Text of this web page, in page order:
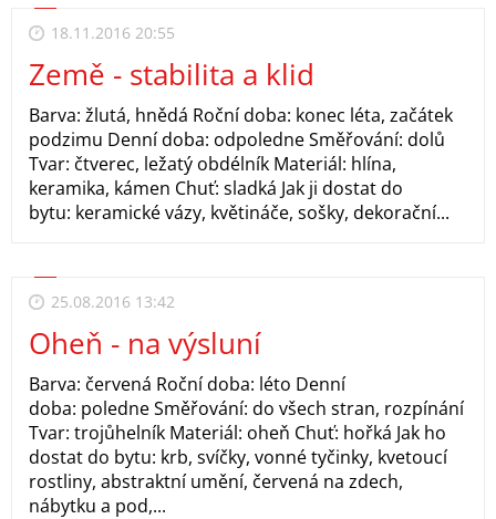
18.11.2016 20:55
Země - stabilita a klid
Barva: žlutá, hnědá Roční doba: konec léta, začátek
podzimu Denní doba: odpoledne Směřování: dolů
Tvar: čtverec, ležatý obdélník Materiál: hlína,
keramika, kámen Chuť: sladká Jak ji dostat do
bytu: keramické vázy, květináče, sošky, dekorační...
25.08.2016 13:42
Oheň - na výsluní
Barva: červená Roční doba: léto Denní
doba: poledne Směřování: do všech stran, rozpínání
Tvar: trojůhelník Materiál: oheň Chuť: hořká Jak ho
dostat do bytu: krb, svíčky, vonné tyčinky, kvetoucí
rostliny, abstraktní umění, červená na zdech,
nábytku a pod,...